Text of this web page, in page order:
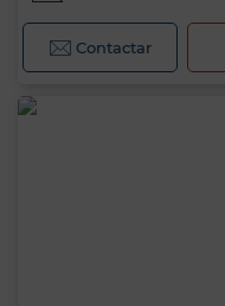
Contactar